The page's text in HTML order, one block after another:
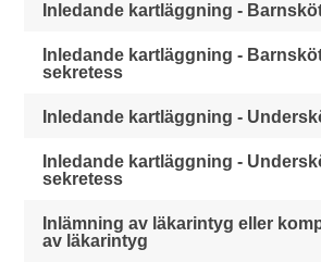
Inledande kartläggning -
Inledande kartläggning -
sekretess
Inledande kartläggning -
Inledande kartläggning -
sekretess
Inlämning av läkarintyg eller
av läkarintyg